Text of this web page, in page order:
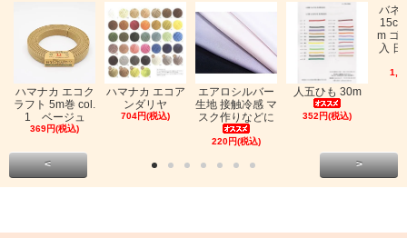
ハマナカ エコク
ラフト 5m巻 col.
1 ベージュ
369円(税込)
ハマナカ エコア
ンダリヤ
704円(税込)
エアロシルバー
生地 接触冷感 マ
スク作りなどに
220円(税込)
人五ひも 30m
352円(税込)
バネ
m ゴ
入
< >